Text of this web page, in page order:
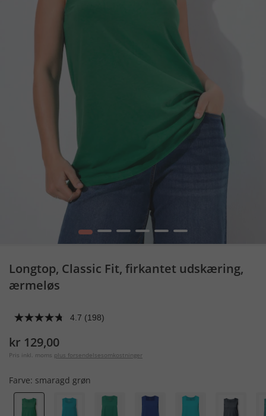
1 2 3 4 5 6
Longtop, Classic Fit, firkantet udskæring,
ærmeløs
4.7 (198)
kr 129,00
Pris inkl. moms plus forsendelsesomkostninger
Farve: smaragd grøn